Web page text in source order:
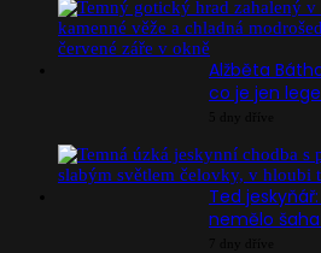
Alžběta
co je jen
Ted
nemělo